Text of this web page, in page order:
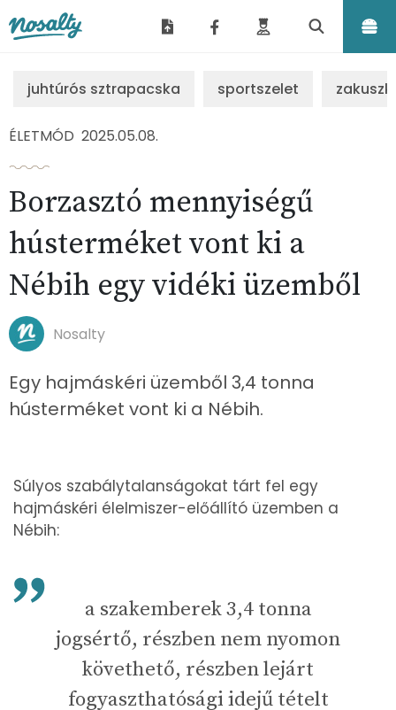
juhtúrós sztrapacska sportszelet
ÉLETMÓD 2025.05.08.
Borzasztó mennyiségű
hústerméket vont ki a
Nébih egy vidéki üzemből
Nosalty
Egy hajmáskéri üzemből 3,4 tonna
hústerméket vont ki a Nébih.
Súlyos szabálytalanságokat tárt fel egy
hajmáskéri élelmiszer-előállító üzemben a
Nébih:
a szakemberek 3,4 tonna
jogsértő, részben nem nyomon
követhető, részben lejárt
fogyaszthatósági idejű tételt